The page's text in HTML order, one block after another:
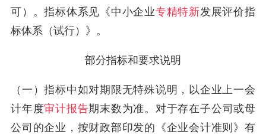
可）。指标体系见《中小企业专精特新发展评价指
标体系（试行）》。
部分指标和要求说明
（一）指标中如对期限无特殊说明，以企业上一会
计年度审计报告期末数为准。对于存在子公司或母
公司的企业，按财政部印发的《企业会计准则》有